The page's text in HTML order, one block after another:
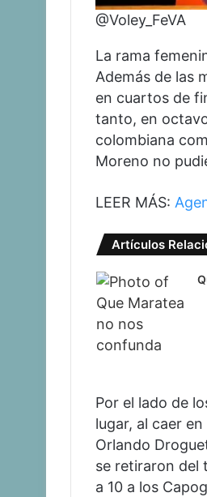
@Voley_FeVA
La rama
Además de las
en cuartos de
tanto, en
colombiana
Moreno no
LEER MÁS:
Artículos
Por el lado de
lugar, al caer
Orlando
se retiraron del
a 10 a los